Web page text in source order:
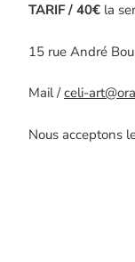
TARIF / 40€ la
15 rue André
Mail /celi-
Nous acceptons